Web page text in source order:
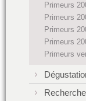
Primeurs
Primeurs
Primeurs
Primeurs
Primeurs